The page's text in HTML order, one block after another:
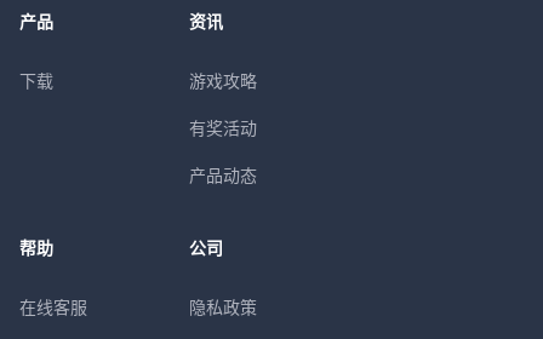
产品
下载
资讯
游戏攻略
有奖活动
产品动态
帮助
在线客服
公司
隐私政策